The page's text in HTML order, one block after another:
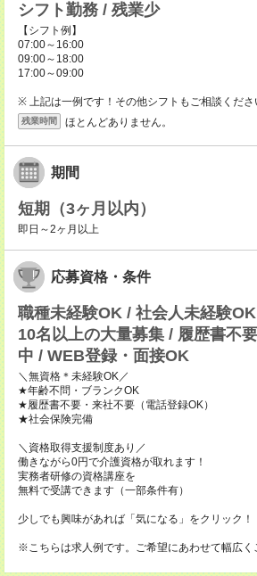
シフト勤務 / 残業少
【シフト例】
07:00～16:00
09:00～18:00
17:00～09:00
※ 上記は一例です！その他シフトもご相談くださ
残業時間 ほとんどありません。
期間
短期（3ヶ月以内）
即日～2ヶ月以上
応募資格・条件
職種未経験OK / 社会人未経験
10名以上の大量募集 / 履歴書不
中 / WEB登録・面接OK
＼無資格＊未経験OK／
★年齢不問・ブランクOK
★履歴書不要・来社不要（電話登録OK）
★社会保険完備
＼資格取得支援制度あり／
働きながら0円で介護資格が取れます！
実務者研修の資格講座を
無料で受講できます（一部条件有）
少しでも興味があれば「気になる」をクリック！
※こちらは求人例です。ご希望にあわせて幅広く